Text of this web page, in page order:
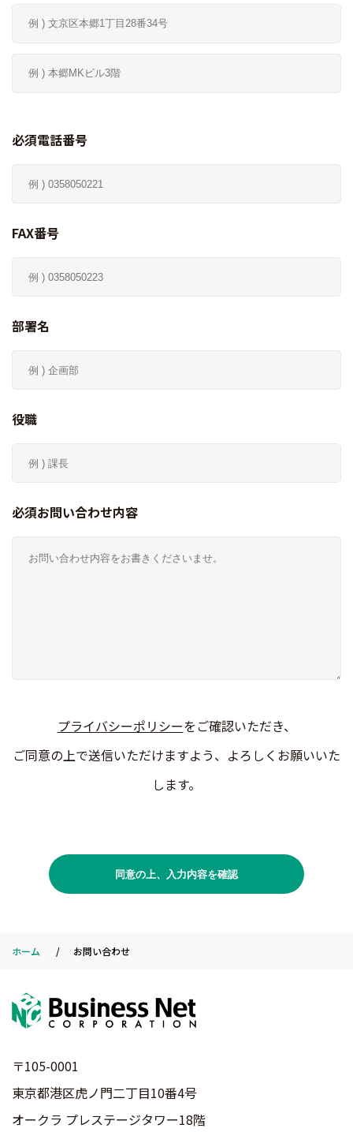
必須電話番号
FAX番号
部署名
役職
必須お問い合わせ内容
プライバシーポリシーをご確認いただき、
ご同意の上で送信いただけますよう、よろしくお願いいた
します。
ホーム お問い合わせ
〒105-0001
東京都港区虎ノ門二丁目10番4号
オークラ プレステージタワー18階